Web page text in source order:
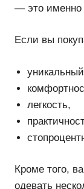
— это именно
Если вы
легкость,
Кроме того,
одевать